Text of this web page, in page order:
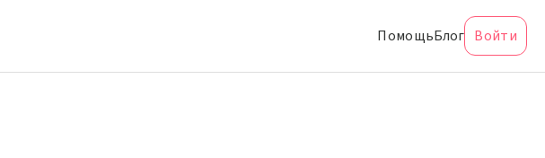
ПомощьБлог Войти